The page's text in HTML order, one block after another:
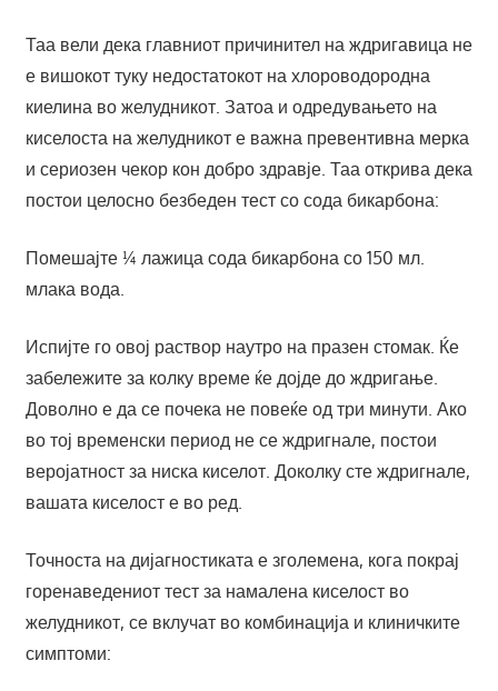
Таа вели дека главниот причинител на ждригавица не
е вишокот туку недостатокот на хлороводородна
киелина во желудникот. Затоа и одредувањето на
киселоста на желудникот е важна превентивна мерка
и сериозен чекор кон добро здравје. Таа открива дека
постои целосно безбеден тест со сода бикарбона:
Помешајте ¼ лажица сода бикарбона со 150 мл.
млака вода.
Испијте го овој раствор наутро на празен стомак. Ќе
забележите за колку време ќе дојде до ждригање.
Доволно е да се почека не повеќе од три минути. Ако
во тој временски период не се ждригнале, постои
веројатност за ниска киселот. Доколку сте ждригнале,
вашата киселост е во ред.
Точноста на дијагностиката е зголемена, кога покрај
горенаведениот тест за намалена киселост во
желудникот, се вклучат во комбинација и клиничките
симптоми: